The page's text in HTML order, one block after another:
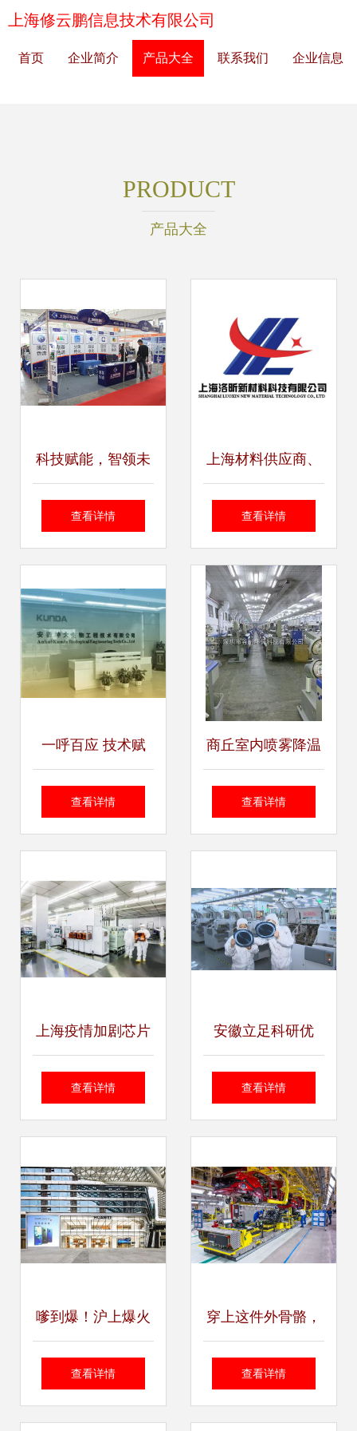
上海修云鹏信息技术有限公司
首页 企业简介 产品大全 联系我们 企业信息
PRODUCT
产品大全
科技赋能，智领未
来 我司亮相南京国
室装备展览会暨上
海技术咨询活动
查看详情
上海材料供应商、
制造商与生产厂家
网一站式技术咨询
指南
查看详情
一呼百应 技术赋
能，智联未来——
解析
查看详情
商丘室内喷雾降温
技术咨询 上海先进
查看详情
上海疫情加剧芯片
危机，丰田停产与
链脆弱性
查看详情
安徽立足科研优
势，推进科技成果
询助力发展
查看详情
嗲到爆！沪上爆火
的新晋网红打卡
查看详情
穿上这件外骨骼，
你就是车间里最能
查看详情